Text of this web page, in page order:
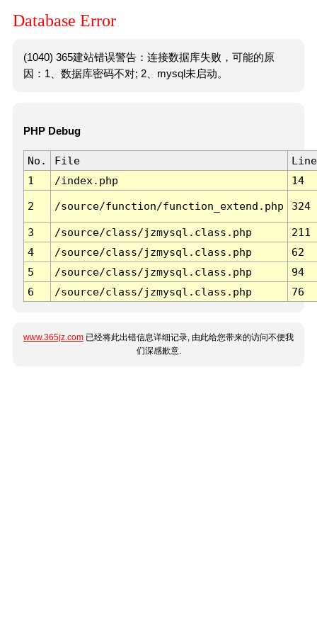
Database Error
(1040) 365建站错误警告：连接数据库失败，可能的原
因：1、数据库密码不对; 2、mysql未启动。
PHP Debug
No. File
Line
1
/index.php 14
2 /source/function/function_extend.php 324
3 /source/class/jzmysql.class.php
211
4
/source/class/jzmysql.class.php
62
5
/source/class/jzmysql.class.php
94
6
/source/class/jzmysql.class.php 76
www.365jz.com 已经将此出错信息详细记录, 由此给您带来的访问不便我
们深感歉意.